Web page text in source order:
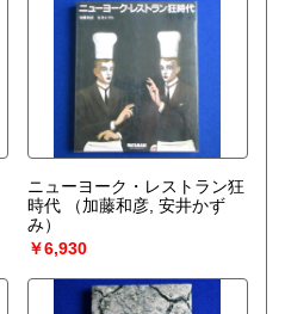
ニューヨーク・レストラン狂
時代
（加藤和彦, 安井かず
み）
￥6,930